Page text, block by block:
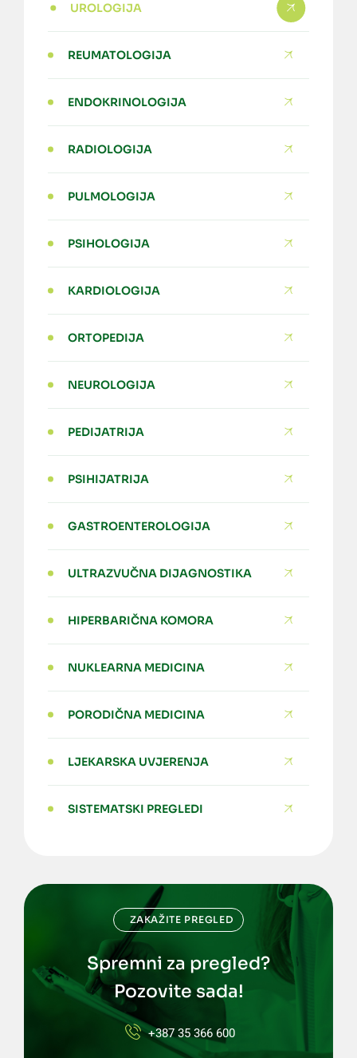
UROLOGIJA
REUMATOLOGIJA
ENDOKRINOLOGIJA
RADIOLOGIJA
PULMOLOGIJA
PSIHOLOGIJA
KARDIOLOGIJA
ORTOPEDIJA
NEUROLOGIJA
PEDIJATRIJA
PSIHIJATRIJA
GASTROENTEROLOGIJA
ULTRAZVUČNA DIJAGNOSTIKA
HIPERBARIČNA KOMORA
NUKLEARNA MEDICINA
PORODIČNA MEDICINA
LJEKARSKA UVJERENJA
SISTEMATSKI PREGLEDI
ZAKAŽITE PREGLED
Spremni za pregled?
Pozovite sada!
+387 35 366 600